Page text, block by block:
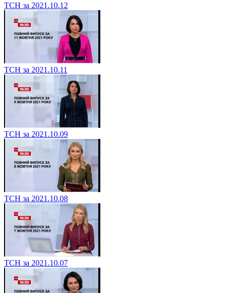
ТСН за 2021.10.12
ТСН за 2021.10.11
ТСН за 2021.10.09
ТСН за 2021.10.08
ТСН за 2021.10.07